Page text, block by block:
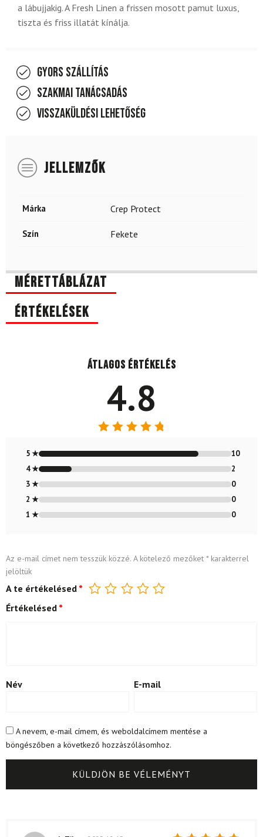
a lábujjakig. A Fresh Linen a frissen mosott pamut luxus,
tiszta és friss illatát kínálja.
Gyors szállítás
Szakmai tanácsadás
Visszaküldési lehetőség
JELLEMZŐK
Márka Crep Protect
Szín Fekete
Mérettáblázat
Értékelések
Átlagos értékelés
4.8
4.83/ 5
5 ★
10
4 ★
2
3 ★
0
2 ★
0
1 ★
0
Az e-mail címet nem tesszük közzé. A kötelező mezőket *karakterrel
jelöltük
A te értékelésed *
Értékelésed *
Név E-mail
A nevem, e-mail címem, és weboldalcímem mentése a
böngészőben a következő hozzászólásomhoz.